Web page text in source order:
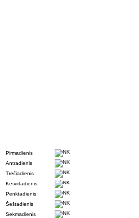
Pirmadienis
Antradienis
Trečiadienis
Ketvirtadienis
Penktadienis
Šeštadienis
Sekmadienis